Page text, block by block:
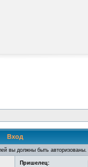
Вход
вы должны быть авторизованы.
Пришелец: